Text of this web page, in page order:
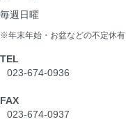
毎週日曜
※年末年始・お盆などの不定休有
TEL
023-674-0936
FAX
023-674-0937